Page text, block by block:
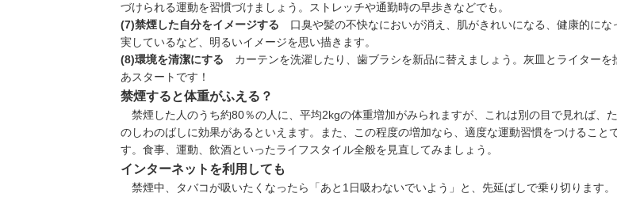
づけられる運動を習慣づけましょう。ストレッチや通勤時の早歩きなどでも。
(7)禁煙した自分をイメージする 口臭や髪の不快なにおいが消え、肌がきれいになる、健康的にな
実しているなど、明るいイメージを思い描きます。
(8)環境を清潔にする カーテンを洗濯したり、歯ブラシを新品に替えましょう。灰皿とライターを
あスタートです！
禁煙すると体重がふえる？
禁煙した人のうち約80％の人に、平均2kgの体重増加がみられますが、これは別の目で見れば、
のしわのばしに効果があるといえます。また、この程度の増加なら、適度な運動習慣をつけること
す。食事、運動、飲酒といったライフスタイル全般を見直してみましょう。
インターネットを利用しても
禁煙中、タバコが吸いたくなったら「あと1日吸わないでいよう」と、先延ばしで乗り切ります